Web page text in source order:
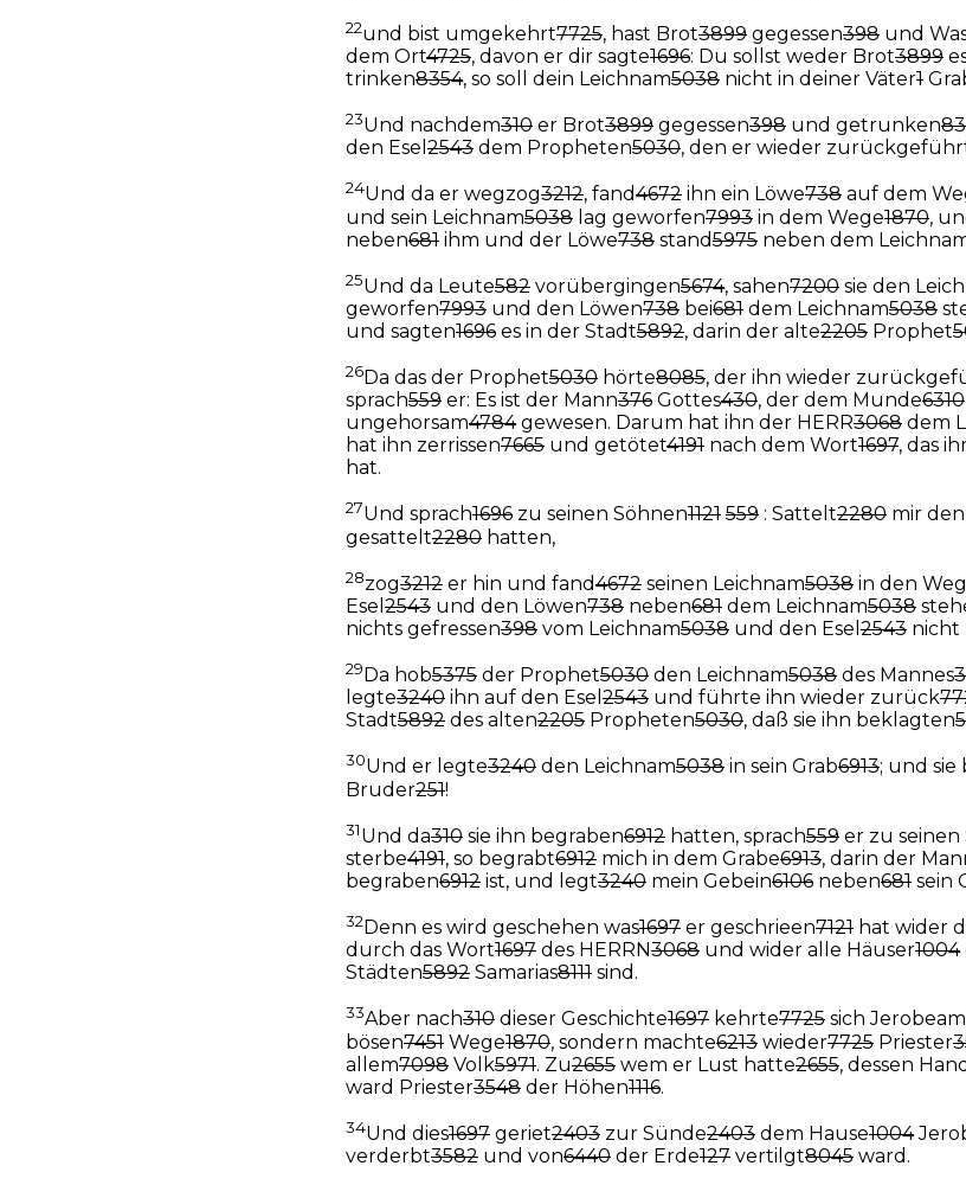
22und bist umgekehrt7725, hast Brot3899 gegessen398 und
dem Ort4725, davon er dir sagte1696: Du sollst weder Brot3899
trinken8354, so soll dein Leichnam5038 nicht in deiner Väter1
23Und nachdem310 er Brot3899 gegessen398 und getrunken
den Esel 2543 dem Propheten5030, den er wieder
24Und da er wegzog3212, fand4672 ihn ein Löwe738 auf dem
und sein Leichnam5038 lag geworfen7993 in dem Wege1870,
neben681 ihm und der Löwe738 stand5975 neben dem
25Und da Leute582 vorübergingen5674, sahen7200 sie den
geworfen7993 und den Löwen738 bei681 dem Leichnam5038
und sagten1696 es in der Stadt5892, darin der alte2205 Prophet
26Da das der Prophet5030 hörte8085, der ihn wieder
sprach559 er: Es ist der Mann376 Gottes430, der dem Munde6310
ungehorsam4784gewesen. Darum hat ihn der HERR3068 dem
hat ihn zerrissen7665 und getötet4191 nach dem Wort1697, das
hat.
27Und sprach1696 zu seinen Söhnen1121 559 : Sattelt2280 mir den
gesattelt2280 hatten,
28zog3212 er hin und fand4672 seinen Leichnam5038 in den Weg
Esel 2543 und den Löwen738 neben681 dem Leichnam5038
nichts gefressen398 vom Leichnam5038 und den Esel 2543 nicht
29 Da hob5375 der Prophet5030 den Leichnam5038 des Mannes
legte3240 ihn auf den Esel 2543 und führte ihn wieder zurück
Stadt5892 des alten2205 Propheten5030, daß sie ihn beklagten
30Und er legte3240 den Leichnam5038 in sein Grab6913; und
Bruder251!
31Und da310 sie ihn begraben6912 hatten, sprach559 er zu seinen
sterbe4191, so begrabt6912 mich in dem Grabe6913, darin der
begraben6912 ist, und legt3240 mein Gebein6106 neben681 sein
32 Denn es wird geschehen was1697 er geschrieen7121 hat wider
durch das Wort1697 des HERRN3068 und wider alle Häuser1004
Städten5892 Samarias8111 sind.
33Aber nach310 dieser Geschichte1697 kehrte7725 sich Jerobeam
bösen7451 Wege1870, sondern machte6213 wieder7725 Priester
allem7098 Volk5971. Zu2655 wem er Lust hatte2655, dessen Hand
ward Priester3548 der Höhen1116.
34Und dies1697 geriet2403 zur Sünde2403 dem Hause1004
verderbt3582 und von6440 der Erde127 vertilgt8045 ward.